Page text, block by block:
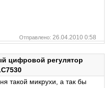
Отправлено: 26.04.2010 0:58
цифровой регулятор
такой микрухи, а так бы